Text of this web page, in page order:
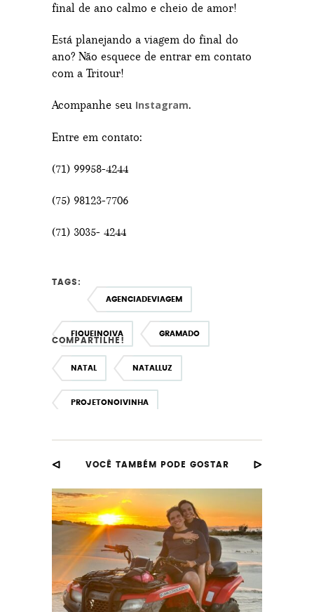
final de ano calmo e cheio de amor!
Está planejando a viagem do final do
ano? Não esquece de entrar em contato
com a Tritour!
Acompanhe seu Instagram.
Entre em contato:
(71) 99958-4244
(75) 98123-7706
(71) 3035- 4244
TAGS:
AGENCIADEVIAGEM
FIQUEINOIVA GRAMADO
NATAL NATALLUZ
PROJETONOIVINHA
VIAGEM VIAGEMADOIS
VIAGEMCASAMENTO
VIAGEMNACIONAL
VIAGEMROMANTICA VIAGENS
COMPARTILHE!
VOCÊ TAMBÉM PODE GOSTAR